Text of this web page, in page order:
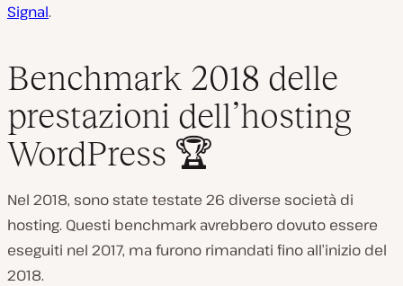
Signal.
Benchmark 2018 delle
prestazioni dell’hosting
WordPress 🏆
Nel 2018, sono state testate 26 diverse società di
hosting. Questi benchmark avrebbero dovuto essere
eseguiti nel 2017, ma furono rimandati fino all’inizio del
2018.